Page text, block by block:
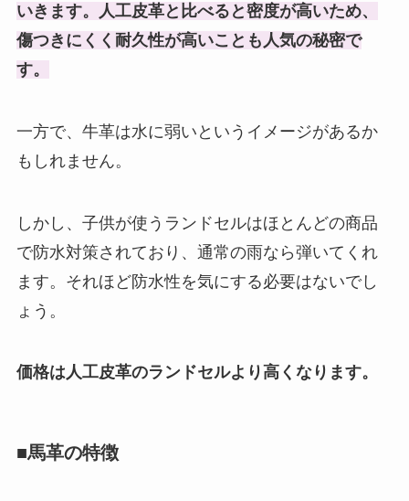
いきます。人工皮革と比べると密度が高いため、
傷つきにくく耐久性が高いことも人気の秘密で
す。
一方で、牛革は水に弱いというイメージがあるか
もしれません。
しかし、子供が使うランドセルはほとんどの商品
で防水対策されており、通常の雨なら弾いてくれ
ます。それほど防水性を気にする必要はないでし
ょう。
価格は人工皮革のランドセルより高くなります。
■馬革の特徴